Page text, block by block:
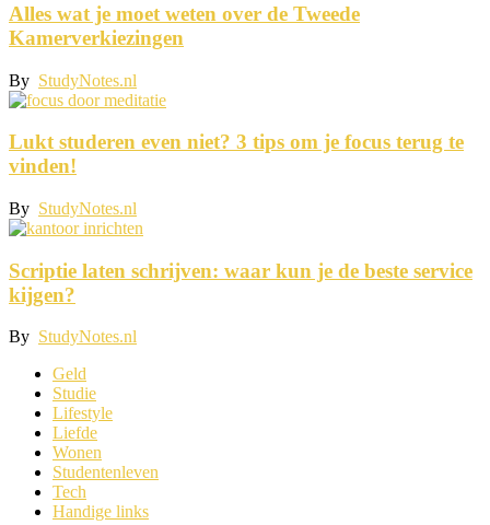
Alles wat je moet weten over de Tweede
Kamerverkiezingen
By StudyNotes.nl
Lukt studeren even niet? 3 tips om je focus terug te
vinden!
By StudyNotes.nl
Scriptie laten schrijven: waar kun je de beste service
kijgen?
By StudyNotes.nl
Geld
Studie
Lifestyle
Liefde
Wonen
Studentenleven
Tech
Handige links